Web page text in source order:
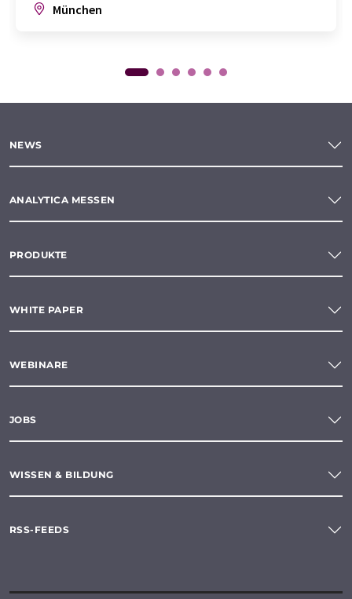
München
NEWS
ANALYTICA MESSEN
PRODUKTE
WHITE PAPER
WEBINARE
JOBS
WISSEN & BILDUNG
RSS-FEEDS